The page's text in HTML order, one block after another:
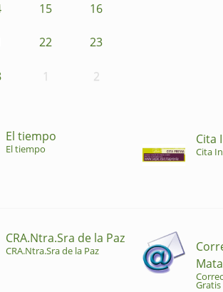
15 16
22 23
1 2
El tiempo
El tiempo
Cita
Cita
CRA.Ntra.Sra de la Paz
CRA.Ntra.Sra de la Paz
Gratis